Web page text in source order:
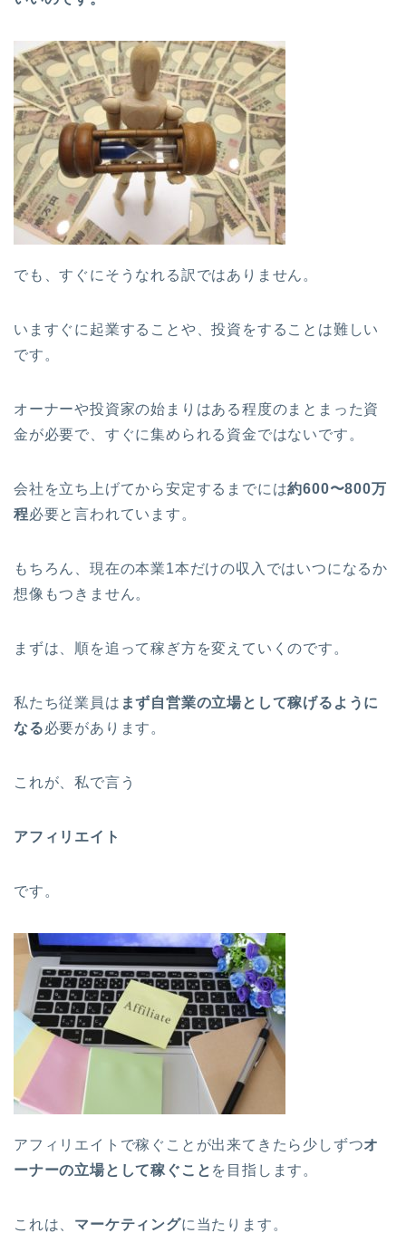
でも、すぐにそうなれる訳ではありません。
いますぐに起業することや、投資をすることは難しい
です。
オーナーや投資家の始まりはある程度のまとまった資
金が必要で、すぐに集められる資金ではないです。
会社を立ち上げてから安定するまでには約600〜800万
程必要と言われています。
もちろん、現在の本業1本だけの収入ではいつになるか
想像もつきません。
まずは、順を追って稼ぎ方を変えていくのです。
私たち従業員は まず自営業の立場として稼げるように
なる必要があります。
これが、私で言う
アフィリエイト
です。
アフィリエイトで稼ぐことが出来てきたら少しずつオ
ーナーの立場として稼ぐこと を目指します。
これは、 マーケティングに当たります。